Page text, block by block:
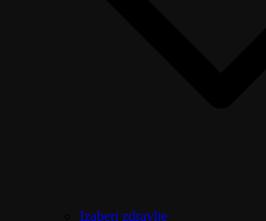
Izaberi zdravlje